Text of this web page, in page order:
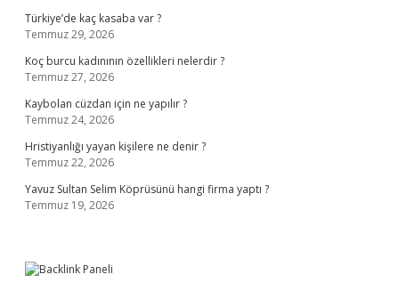
Türkiye’de kaç kasaba var ?
Temmuz 29, 2026
Koç burcu kadınının özellikleri nelerdir ?
Temmuz 27, 2026
Kaybolan cüzdan için ne yapılır ?
Temmuz 24, 2026
Hristiyanlığı yayan kişilere ne denir ?
Temmuz 22, 2026
Yavuz Sultan Selim Köprüsünü hangi firma yaptı ?
Temmuz 19, 2026